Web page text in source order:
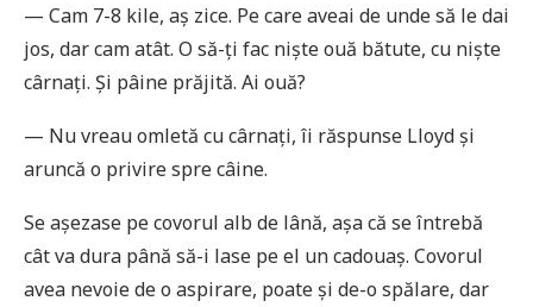
— Cam 7-8 kile, aș zice. Pe care aveai de unde să le dai
jos, dar cam atât. O să-ți fac niște ouă bătute, cu niște
cârnați. Și pâine prăjită. Ai ouă?
— Nu vreau omletă cu cârnați, îi răspunse Lloyd și
aruncă o privire spre câine.
Se așezase pe covorul alb de lână, așa că se întrebă
cât va dura până să-i lase pe el un cadouaș. Covorul
avea nevoie de o aspirare, poate și de-o spălare, dar